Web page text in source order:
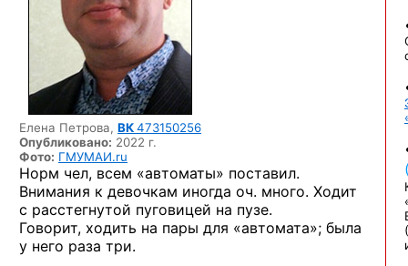
Елена Петрова, ВК473150256
Опубликовано: 2022 г.
Фото: ГМУМАИ.ru
Норм чел, всем «автоматы» поставил.
Внимания к девочкам иногда оч. много. Ходит
с расстегнутой пуговицей на пузе.
Говорит, ходить на пары для «автомата»; была
у него раза три.
(